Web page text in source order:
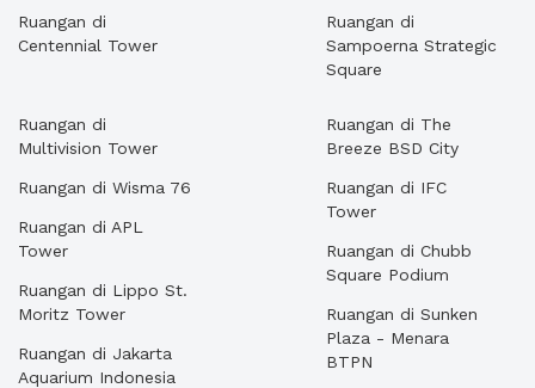
Ruangan di
Centennial Tower
Ruangan di
Sampoerna Strategic
Square
Ruangan di
Multivision Tower
Ruangan di Wisma 76
Ruangan di APL
Tower
Ruangan di Lippo St.
Moritz Tower
Ruangan di Jakarta
Aquarium Indonesia
Ruangan di The
Breeze BSD City
Ruangan di IFC
Tower
Ruangan di Chubb
Square Podium
Ruangan di Sunken
Plaza - Menara
BTPN